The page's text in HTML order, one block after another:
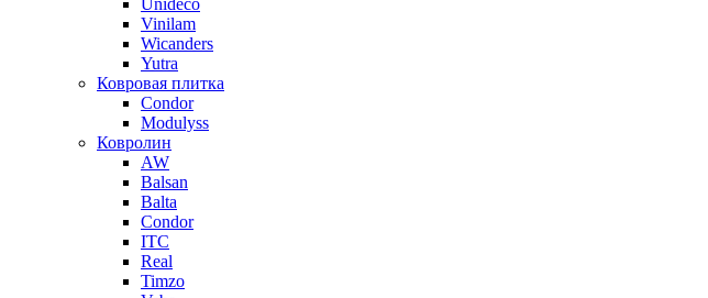
Vinilam
Wicanders
Yutra
Ковровая плитка
Condor
Modulyss
Ковролин
AW
Balsan
Balta
Condor
ITC
Real
Timzo